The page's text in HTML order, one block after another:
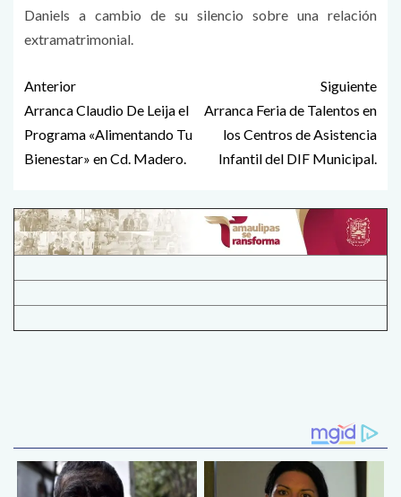
Daniels a cambio de su silencio sobre una relación
extramatrimonial.
Anterior
Arranca Claudio De Leija el
Programa «Alimentando Tu
Bienestar» en Cd. Madero.
Siguiente
Arranca Feria de Talentos en
los Centros de Asistencia
Infantil del DIF Municipal.